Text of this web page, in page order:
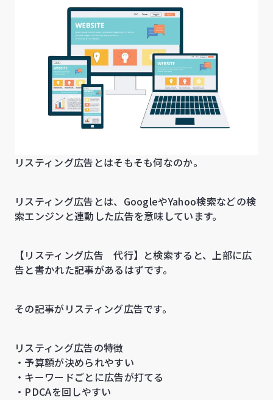
リスティング広告とはそもそも何なのか。
リスティング広告とは、GoogleやYahoo検索などの検
索エンジンと連動した広告を意味しています。
【リスティング広告 代行】と検索すると、上部に広
告と書かれた記事があるはずです。
その記事がリスティング広告です。
リスティング広告の特徴
・予算額が決められやすい
・キーワードごとに広告が打てる
・PDCAを回しやすい